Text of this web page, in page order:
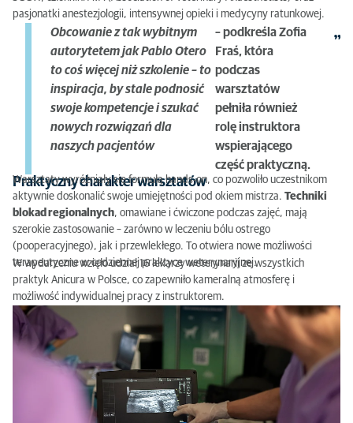
pasjonatki anestezjologii, intensywnej opieki i medycyny ratunkowej.
Obcowanie z tak wybitnym
autorytetem jak Pablo Otero
to coś więcej niż szkolenie – to
inspiracja, by stale podnosić
swoje kompetencje i szukać
nowych rozwiązań dla
naszych pacjentów
– podkreśla Zofia
Fraś, która
podczas
warsztatów
pełniła również
rolę instruktora
wspierającego
część praktyczną.
Praktyczny charakter warsztatów
Warsztaty wyróżniały się formułą hands-on, co pozwoliło uczestnikom
aktywnie doskonalić swoje umiejętności pod okiem mistrza. Techniki
blokad regionalnych, omawiane i ćwiczone podczas zajęć, mają
szerokie zastosowanie – zarówno w leczeniu bólu ostrego
(pooperacyjnego), jak i przewlekłego. To otwiera nowe możliwości
terapeutyczne w codziennej praktyce weterynaryjnej.
W wydarzeniu wzięło udział 16 lekarzy weterynarii ze wszystkich
praktyk Anicura w Polsce, co zapewniło kameralną atmosferę i
możliwość indywidualnej pracy z instruktorem.